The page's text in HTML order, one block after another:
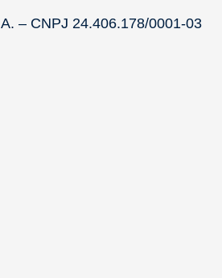
– CNPJ 24.406.178/0001-03